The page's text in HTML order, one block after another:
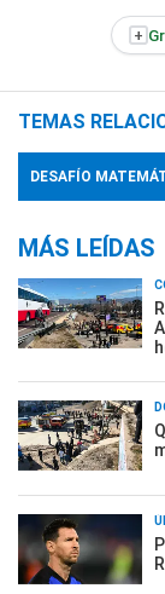
+
TEMAS
DESAFÍO
MÁS LEÍDAS